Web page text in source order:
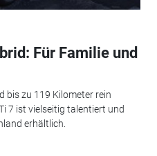
Für Familie und
bis zu 119 Kilometer rein
7 ist vielseitig talentiert und
erhältlich.